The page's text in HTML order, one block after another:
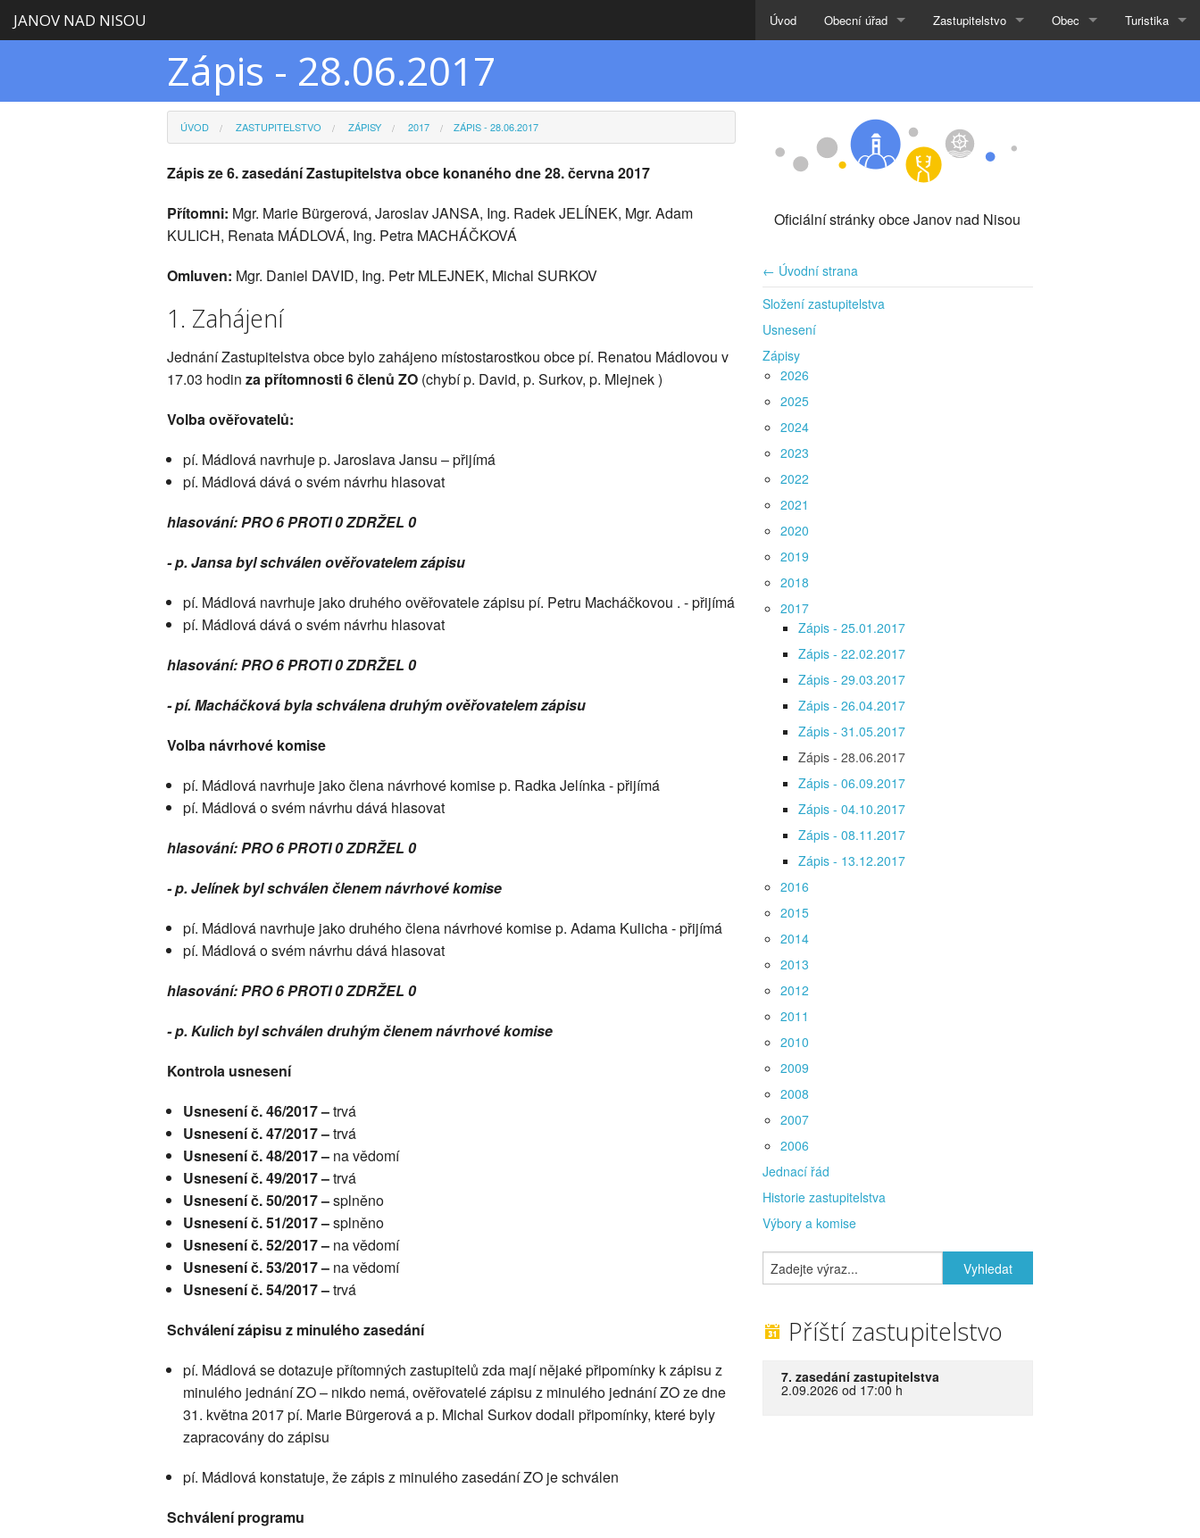
JANOV NAD NISOU Úvod Obecní úřad Zastupitelstvo Obec Turistika
Zápis - 28.06.2017
ÚVOD ZASTUPITELSTVO ZÁPISY 2017 ZÁPIS - 28.06.2017
Zápis ze 6. zasedání Zastupitelstva obce konaného dne 28. června 2017
Přítomni: Mgr. Marie Bürgerová, Jaroslav JANSA, Ing. Radek JELÍNEK, Mgr. Adam
KULICH, Renata MÁDLOVÁ, Ing. Petra MACHÁČKOVÁ
Omluven: Mgr. Daniel DAVID, Ing. Petr MLEJNEK, Michal SURKOV
1. Zahájení
Jednání Zastupitelstva obce bylo zahájeno místostarostkou obce pí. Renatou Mádlovou v
17.03 hodin za přítomnosti 6 členů ZO (chybí p. David, p. Surkov, p. Mlejnek )
Volba ověřovatelů:
pí. Mádlová navrhuje p. Jaroslava Jansu – přijímá
pí. Mádlová dává o svém návrhu hlasovat
hlasování: PRO 6 PROTI 0 ZDRŽEL 0
- p. Jansa byl schválen ověřovatelem zápisu
pí. Mádlová navrhuje jako druhého ověřovatele zápisu pí. Petru Macháčkovou . - přijímá
pí. Mádlová dává o svém návrhu hlasovat
hlasování: PRO 6 PROTI 0 ZDRŽEL 0
- pí. Macháčková byla schválena druhým ověřovatelem zápisu
Volba návrhové komise
pí. Mádlová navrhuje jako člena návrhové komise p. Radka Jelínka - přijímá
pí. Mádlová o svém návrhu dává hlasovat
hlasování: PRO 6 PROTI 0 ZDRŽEL 0
- p. Jelínek byl schválen členem návrhové komise
pí. Mádlová navrhuje jako druhého člena návrhové komise p. Adama Kulicha - přijímá
pí. Mádlová o svém návrhu dává hlasovat
hlasování: PRO 6 PROTI 0 ZDRŽEL 0
- p. Kulich byl schválen druhým členem návrhové komise
Kontrola usnesení
Usnesení č. 46/2017 –trvá
Usnesení č. 47/2017 –trvá
Usnesení č. 48/2017 –na vědomí
Usnesení č. 49/2017 –trvá
Usnesení č. 50/2017 –splněno
Usnesení č. 51/2017 –splněno
Usnesení č. 52/2017 –na vědomí
Usnesení č. 53/2017 –na vědomí
Usnesení č. 54/2017 –trvá
Schválení zápisu z minulého zasedání
pí. Mádlová se dotazuje přítomných zastupitelů zda mají nějaké připomínky k zápisu z
minulého jednání ZO – nikdo nemá, ověřovatelé zápisu z minulého jednání ZO ze dne
31. května 2017 pí. Marie Bürgerová a p. Michal Surkov dodali připomínky, které byly
zapracovány do zápisu
pí. Mádlová konstatuje, že zápis z minulého zasedání ZO je schválen
Schválení programu
Oficiální stránky obce Janov nad Nisou
← Úvodní strana
Složení zastupitelstva
Usnesení
Zápisy
2026
2025
2024
2023
2022
2021
2020
2019
2018
2017
Zápis - 25.01.2017
Zápis - 22.02.2017
Zápis - 29.03.2017
Zápis - 26.04.2017
Zápis - 31.05.2017
Zápis - 28.06.2017
Zápis - 06.09.2017
Zápis - 04.10.2017
Zápis - 08.11.2017
Zápis - 13.12.2017
2016
2015
2014
2013
2012
2011
2010
2009
2008
2007
2006
Jednací řád
Historie zastupitelstva
Výbory a komise
Příští zastupitelstvo
7. zasedání zastupitelstva
2.09.2026 od 17:00 h